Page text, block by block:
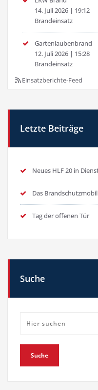
14. Juli 2026 | 19:12
Brandeinsatz
Gartenlaubenbrand
12. Juli 2026 | 15:28
Brandeinsatz
Einsatzberichte-Feed
Letzte Beiträge
Neues HLF 20 in
Das
Tag der offenen Tür
Suche